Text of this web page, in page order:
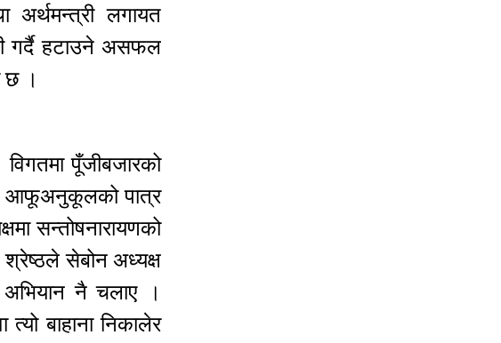
लगायत
गर्दै हटाउने असफल
छ ।
पूँजीबजारको
आफूअनुकूलको पात्र
सन्तोषनारायणको
सेबोन अध्यक्ष
नै चलाए ।
बाहाना निकालेर